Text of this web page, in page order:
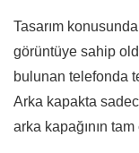
Tasarım konusunda
görüntüye sahip
bulunan telefonda
Arka kapakta
arka kapağının